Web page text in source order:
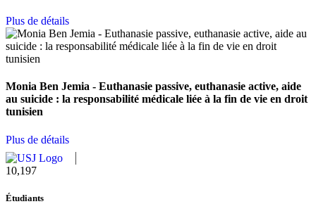
Plus de détails
Monia Ben Jemia - Euthanasie passive, euthanasie active, aide
au suicide : la responsabilité médicale liée à la fin de vie en droit
tunisien
Plus de détails
11,124
Étudiants